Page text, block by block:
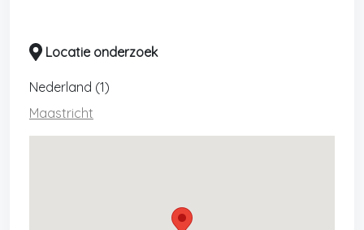
Locatie onderzoek
Nederland (1)
Maastricht